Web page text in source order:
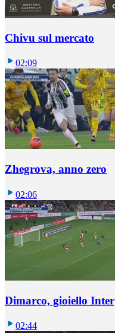
Chivu sul mercato
02:09
Zhegrova, anno zero
02:06
Dimarco, gioiello Inter
02:44